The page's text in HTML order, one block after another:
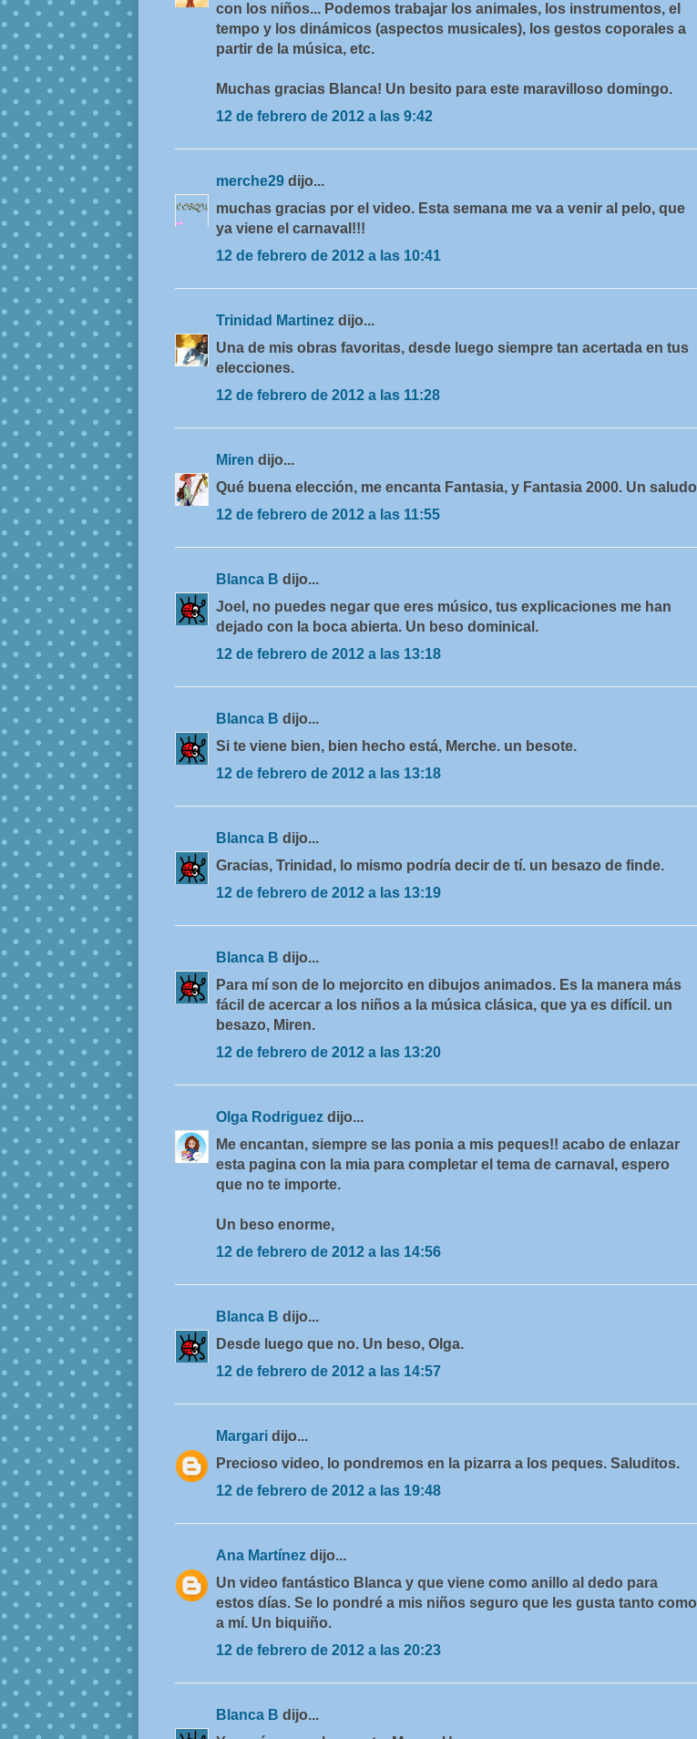
con los niños... Podemos trabajar los animales, los instrumentos, el
tempo y los dinámicos (aspectos musicales), los gestos coporales a
partir de la música, etc.
Muchas gracias Blanca! Un besito para este maravilloso domingo.
12 de febrero de 2012 a las 9:42
merche29 dijo...
muchas gracias por el video. Esta semana me va a venir al pelo, que
ya viene el carnaval!!!
12 de febrero de 2012 a las 10:41
Trinidad Martinez dijo...
Una de mis obras favoritas, desde luego siempre tan acertada en tus
elecciones.
12 de febrero de 2012 a las 11:28
Miren dijo...
Qué buena elección, me encanta Fantasia, y Fantasia 2000. Un saludo
12 de febrero de 2012 a las 11:55
Blanca B dijo...
Joel, no puedes negar que eres músico, tus explicaciones me han
dejado con la boca abierta. Un beso dominical.
12 de febrero de 2012 a las 13:18
Blanca B dijo...
Si te viene bien, bien hecho está, Merche. un besote.
12 de febrero de 2012 a las 13:18
Blanca B dijo...
Gracias, Trinidad, lo mismo podría decir de tí. un besazo de finde.
12 de febrero de 2012 a las 13:19
Blanca B dijo...
Para mí son de lo mejorcito en dibujos animados. Es la manera más
fácil de acercar a los niños a la música clásica, que ya es difícil. un
besazo, Miren.
12 de febrero de 2012 a las 13:20
Olga Rodriguez dijo...
Me encantan, siempre se las ponia a mis peques!! acabo de enlazar
esta pagina con la mia para completar el tema de carnaval, espero
que no te importe.
Un beso enorme,
12 de febrero de 2012 a las 14:56
Blanca B dijo...
Desde luego que no. Un beso, Olga.
12 de febrero de 2012 a las 14:57
Margari dijo...
Precioso video, lo pondremos en la pizarra a los peques. Saluditos.
12 de febrero de 2012 a las 19:48
Ana Martínez dijo...
Un video fantástico Blanca y que viene como anillo al dedo para
estos días. Se lo pondré a mis niños seguro que les gusta tanto como
a mí. Un biquiño.
12 de febrero de 2012 a las 20:23
Blanca B dijo...